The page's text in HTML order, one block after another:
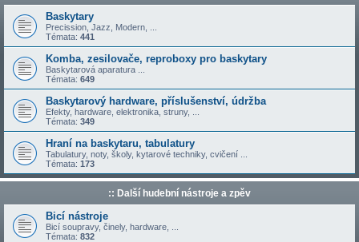
Baskytary
Precission, Jazz, Modern, ...
Témata: 441
Komba, zesilovače, reproboxy pro baskytary
Baskytarová aparatura ...
Témata: 649
Baskytarový hardware, příslušenství, údržba
Efekty, hardware, elektronika, struny, ...
Témata: 349
Hraní na baskytaru, tabulatury
Tabulatury, noty, školy, kytarové techniky, cvičení ...
Témata: 173
:: Další hudební nástroje a zpěv
Bicí nástroje
Bicí soupravy, činely, hardware, ...
Témata: 832